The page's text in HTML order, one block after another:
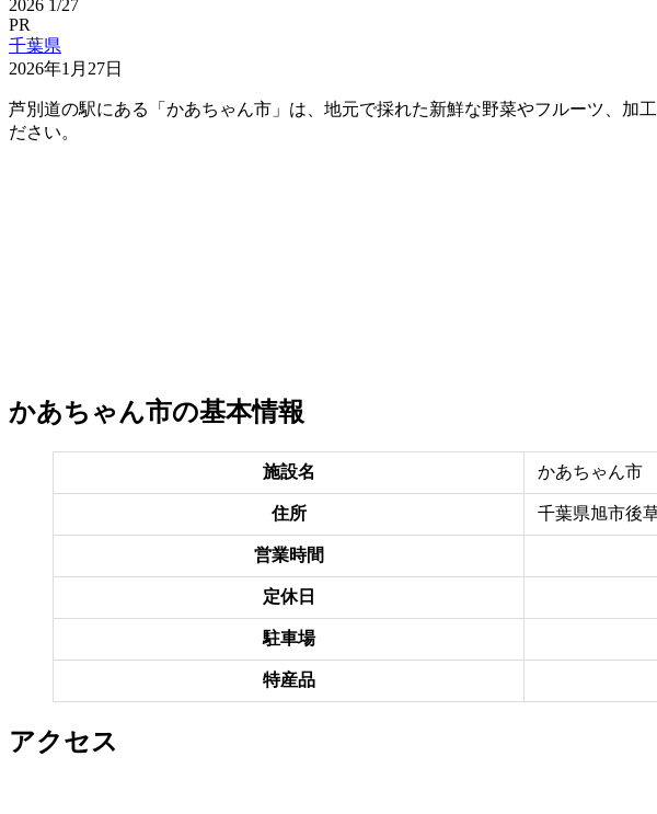
2026 1/27
PR
千葉県
2026年1月27日
芦別道の駅にある「かあちゃん市」は、地元で採れた新鮮な野菜やフルーツ、加
ださい。
かあちゃん市の基本情報
施設名 かあちゃん市
住所 千葉県旭市後
営業時間
定休日
駐車場
特産品
アクセス